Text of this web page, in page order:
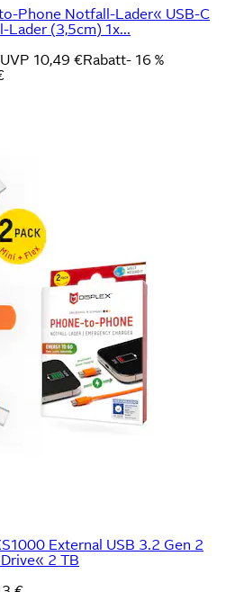
Phone Notfall-Lader« USB-C
Lader (3,5cm) 1x...
UVP 10,49 €Rabatt- 16 %
External USB 3.2 Gen 2
2 TB